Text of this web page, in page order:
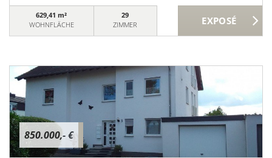
629,41 m²
WOHNFLÄCHE
29
ZIMMER
850.000,- €